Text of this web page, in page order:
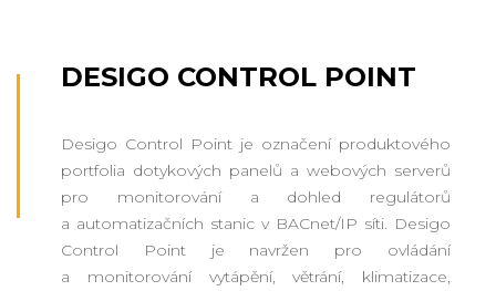
DESIGO CONTROL POINT
Desigo Control Point je označení produktového
portfolia dotykových panelů a webových serverů
pro monitorování a dohled regulátorů
a automatizačních stanic v BACnet/IP síti. Desigo
Control Point je navržen pro ovládání
a monitorování vytápění, větrání, klimatizace,